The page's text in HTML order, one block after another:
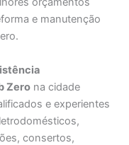
e manutenção
Zero na cidade
e experientes
consertos,